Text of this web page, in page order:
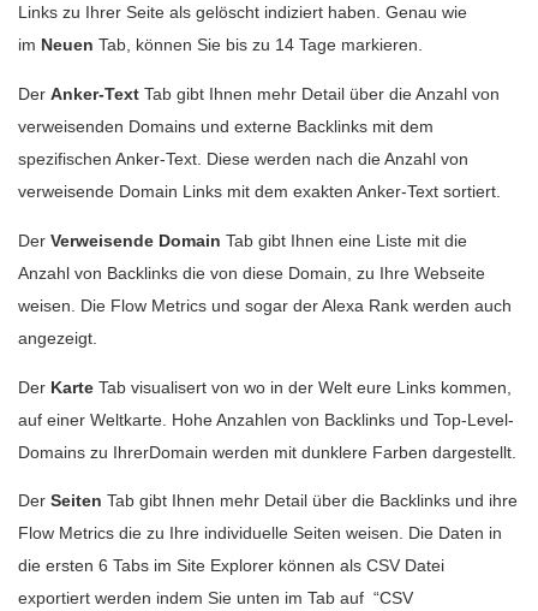
Links zu Ihrer Seite als gelöscht indiziert haben. Genau wie
im Neuen Tab, können Sie bis zu 14 Tage markieren.
Der Anker-Text Tab gibt Ihnen mehr Detail über die Anzahl von
verweisenden Domains und externe Backlinks mit dem
spezifischen Anker-Text. Diese werden nach die Anzahl von
verweisende Domain Links mit dem exakten Anker-Text sortiert.
Der Verweisende Domain Tab gibt Ihnen eine Liste mit die
Anzahl von Backlinks die von diese Domain, zu Ihre Webseite
weisen. Die Flow Metrics und sogar der Alexa Rank werden auch
angezeigt.
Der Karte Tab visualisert von wo in der Welt eure Links kommen,
auf einer Weltkarte. Hohe Anzahlen von Backlinks und Top-Level-
Domains zu IhrerDomain werden mit dunklere Farben dargestellt.
Der Seiten Tab gibt Ihnen mehr Detail über die Backlinks und ihre
Flow Metrics die zu Ihre individuelle Seiten weisen. Die Daten in
die ersten 6 Tabs im Site Explorer können als CSV Datei
exportiert werden indem Sie unten im Tab auf “CSV